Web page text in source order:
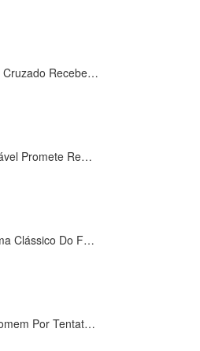
Cruzado Recebe…
Promete Re…
Clássico Do F…
Por Tentat…